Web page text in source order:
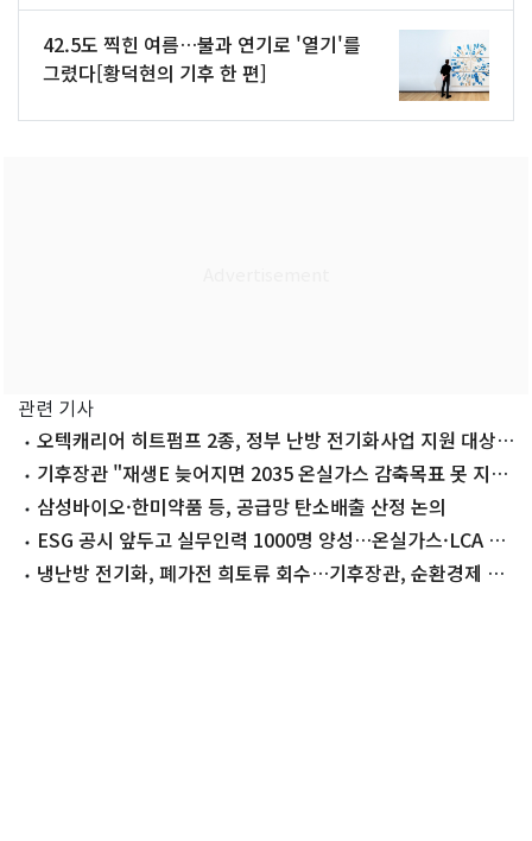
42.5도 찍힌 여름…불과 연기로 '열기'를
그렸다[황덕현의 기후 한 편]
관련 기사
오텍캐리어 히트펌프 2종, 정부 난방 전기화사업 지원 대상
선정기후장관 "재생E 늦어지면 2035 온실가스 감축목표 못 지킬
수도"[문답]
삼성바이오·한미약품 등, 공급망 탄소배출 산정 논의
ESG 공시 앞두고 실무인력 1000명 양성…온실가스·LCA 교
육 확대
냉난방 전기화, 폐가전 희토류 회수…기후장관, 순환경제 현